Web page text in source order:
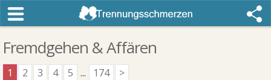
Fremdgehen & Affären
1 2 3 4 5 ... 174 >